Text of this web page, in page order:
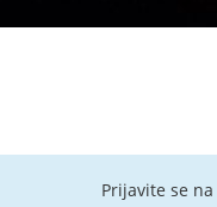
Prijavite se na